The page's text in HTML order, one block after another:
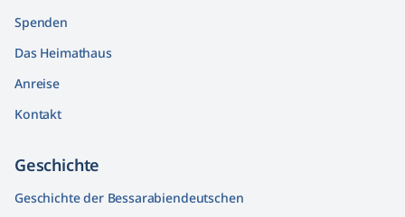
Spenden
Das Heimathaus
Anreise
Kontakt
Geschichte
Geschichte der Bessarabiendeutschen